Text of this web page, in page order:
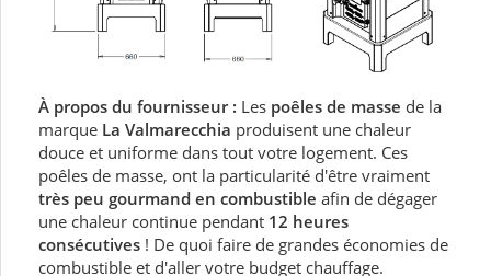
À propos du fournisseur : Les poêles de masse de la
marque La Valmarecchia produisent une chaleur
douce et uniforme dans tout votre logement. Ces
poêles de masse, ont la particularité d'être vraiment
très peu gourmand en combustible afin de dégager
une chaleur continue pendant 12 heures
consécutives ! De quoi faire de grandes économies de
combustible et d'aller votre budget chauffage.